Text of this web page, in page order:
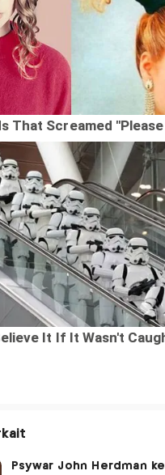
Psywar John Herdman ke